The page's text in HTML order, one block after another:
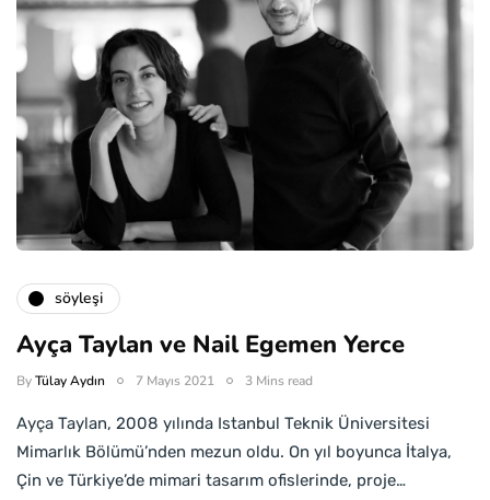
söyleşi
Ayça Taylan ve Nail Egemen Yerce
ByTülay Aydın 7 Mayıs 2021 3 Mins read
Ayça Taylan, 2008 yılında Istanbul Teknik Üniversitesi
Mimarlık Bölümü’nden mezun oldu. On yıl boyunca İtalya,
Çin ve Türkiye’de mimari tasarım ofislerinde, proje…